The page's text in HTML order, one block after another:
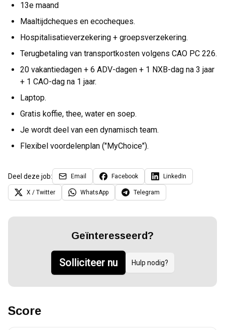
13e maand
Maaltijdcheques en ecocheques.
Hospitalisatieverzekering + groepsverzekering.
Terugbetaling van transportkosten volgens CAO PC 226.
20 vakantiedagen + 6 ADV-dagen + 1 NXB-dag na 3 jaar
+ 1 CAO-dag na 1 jaar.
Laptop.
Gratis koffie, thee, water en soep.
Je wordt deel van een dynamisch team.
Flexibel voordelenplan ("MyChoice").
Deel deze job: Email Facebook LinkedIn
X / Twitter WhatsApp Telegram
Geïnteresseerd?
Solliciteer nu Hulp nodig?
Score